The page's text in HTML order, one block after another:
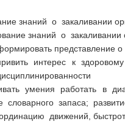
знаний о закаливании
знаний о закаливании
представление
интерес к
умения работать в
запаса;
движений,